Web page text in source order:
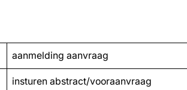
aanmelding aanvraag
insturen abstract/vooraanvraag